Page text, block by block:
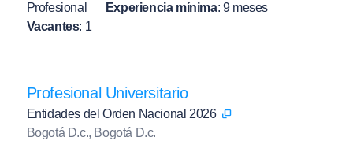
Profesional
Experiencia mínima: 9 meses
Vacantes: 1
Profesional Universitario
Entidades del Orden Nacional 2026
Bogotá D.c., Bogotá D.c.